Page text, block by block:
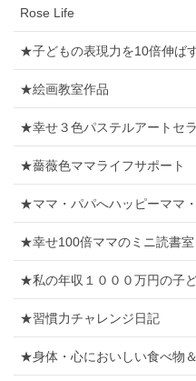
Rose Life
★子どもの表現力を10倍伸ば
★絵画教室作品
★幸せ３色パステルアートセ
★薔薇色ママライフサポート
★ママ・パパへハッピーママ
★幸せ100倍ママのミニ読書室
★私の年収１０００万円の子
★習慣力チャレンジ日記
★身体・心においしい食べ物